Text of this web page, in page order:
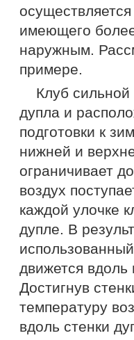
имеющего
на­ружным.
примере.
Клуб
дупла и
подготовки к
нижней и
ограничивает
воздух
каждой улочке
дупле. В
движется вдоль
Достигнув
температуру
вдоль стенки